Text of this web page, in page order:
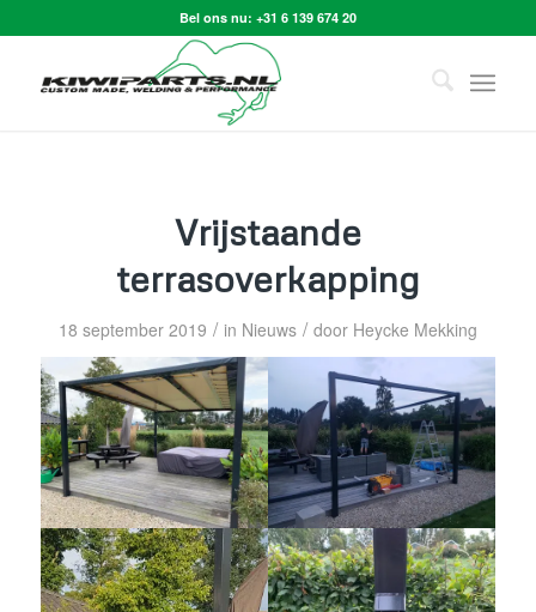
Bel ons nu: +31 6 139 674 20
Vrijstaande
terrasoverkapping
18 september 2019 / in Nieuws / door Heycke Mekking